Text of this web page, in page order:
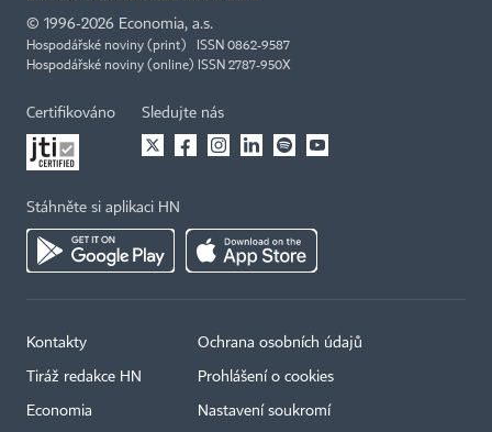
© 1996-2026 Economia, a.s.
Hospodářské noviny (print) ISSN 0862-9587
Hospodářské noviny (online) ISSN 2787-950X
Certifikováno Sledujte nás
Stáhněte si aplikaci HN
Kontakty
Tiráž redakce HN
Economia
Ochrana osobních údajů
Prohlášení o cookies
Nastavení soukromí